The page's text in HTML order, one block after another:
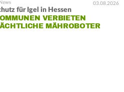
03.08.2026
für Igel in Hessen
VERBIETEN
MÄHROBOTER